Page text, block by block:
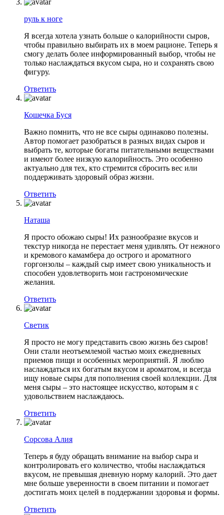
руль к ноге
Я всегда хотела узнать больше о калорийности сыров,
чтобы правильно выбирать их в моем рационе. Теперь я
смогу делать более информированный выбор, чтобы не
только наслаждаться вкусом сыра, но и сохранять свою
фигуру.
Ответить
Кошечка Буся
Важно помнить, что не все сыры одинаково полезны.
Автор помогает разобраться в разных видах сыров и
выбрать те, которые богаты питательными веществами
и имеют более низкую калорийность. Это особенно
актуально для тех, кто стремится сбросить вес или
поддерживать здоровый образ жизни.
Ответить
Наташа
Я просто обожаю сыры! Их разнообразие вкусов и
текстур никогда не перестает меня удивлять. От нежного
и кремового камамбера до острого и ароматного
горгонзолы – каждый сыр имеет свою уникальность и
способен удовлетворить мои гастрономические
желания.
Ответить
Светик
Я просто не могу представить свою жизнь без сыров!
Они стали неотъемлемой частью моих ежедневных
приемов пищи и особенных мероприятий. Я люблю
наслаждаться их богатым вкусом и ароматом, и всегда
ищу новые сыры для пополнения своей коллекции. Для
меня сыры – это настоящее искусство, которым я с
удовольствием наслаждаюсь.
Ответить
Сорсова Алия
Теперь я буду обращать внимание на выбор сыра и
контролировать его количество, чтобы наслаждаться
вкусом, не превышая дневную норму калорий. Это дает
мне больше уверенности в своем питании и помогает
достигать моих целей в поддержании здоровья и формы.
Ответить